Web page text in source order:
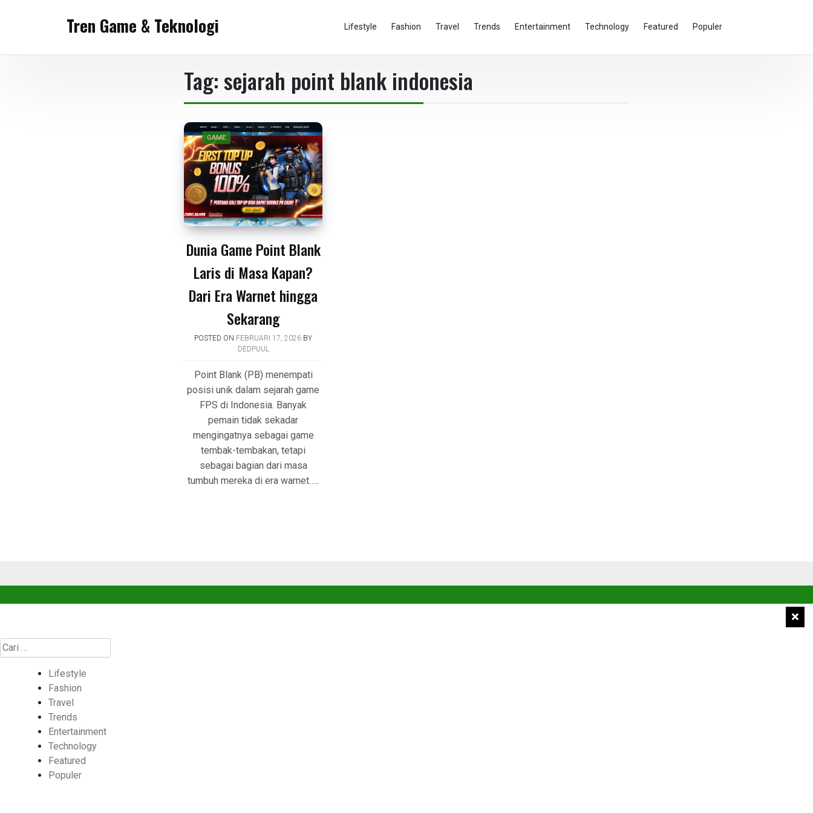
Tren Game & Teknologi Lifestyle Fashion Travel Trends Entertainment Technology Featured Populer
Tag:sejarah point blank indonesia
GAME
Dunia Game Point Blank
Laris di Masa Kapan?
Dari Era Warnet hingga
Sekarang
POSTED ON FEBRUARI 17, 2026 BY
DEDPUUL
Point Blank (PB) menempati
posisi unik dalam sejarah game
FPS di Indonesia. Banyak
pemain tidak sekadar
mengingatnya sebagai game
tembak-tembakan, tetapi
sebagai bagian dari masa
tumbuh mereka di era warnet…..
Cari
untuk:
Lifestyle
Fashion
Travel
Trends
Entertainment
Technology
Featured
Populer